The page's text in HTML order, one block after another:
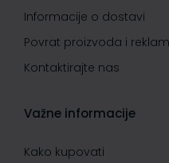
Informacije o dostavi
Povrat proizvoda i
Kontaktirajte nas
Važne informacije
Kako kupovati